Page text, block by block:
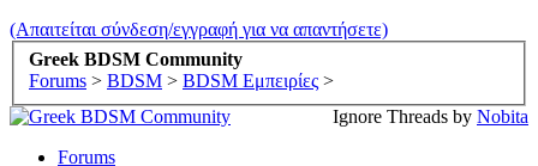
(Απαιτείται σύνδεση/εγγραφή για να απαντήσετε)
Greek BDSM Community
Forums > BDSM > BDSM Εμπειρίες >
Ignore Threads by Nobita
Forums